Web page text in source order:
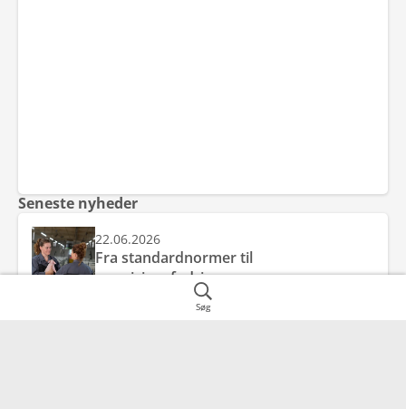
Søg
Seneste nyheder
22.06.2026
Fra standardnormer til
præcisionsfodring